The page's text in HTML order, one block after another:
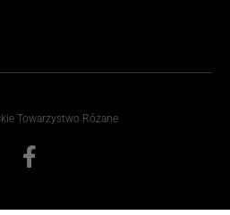
Towarzystwo Różane